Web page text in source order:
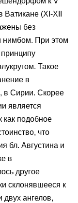
(XI-XII
без
нимбом. При этом
Такое
в
в Сирии. Скорее
является
как подобное
что
бл. Августина и
в
другое
склонявшееся к
двух ангелов,